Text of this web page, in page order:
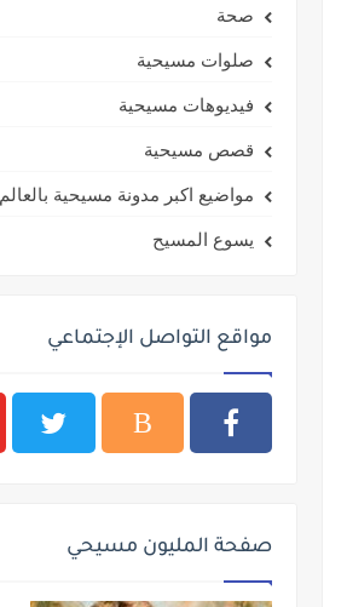
صحة
صلوات مسيحية
فيديوهات مسيحية
قصص مسيحية
مواضيع اكبر مدونة مسيحية بالعالم
يسوع المسيح
مواقع التواصل الإجتماعي
صفحة المليون مسيحي